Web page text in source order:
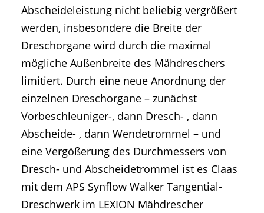
Abscheideleistung nicht beliebig vergrößert
werden, insbesondere die Breite der
Dreschorgane wird durch die maximal
mögliche Außenbreite des Mähdreschers
limitiert. Durch eine neue Anordnung der
einzelnen Dreschorgane – zunächst
Vorbeschleuniger-, dann Dresch- , dann
Abscheide- , dann Wendetrommel – und
eine Vergößerung des Durchmessers von
Dresch- und Abscheidetrommel ist es Claas
mit dem APS Synflow Walker Tangential-
Dreschwerk im LEXION Mähdrescher